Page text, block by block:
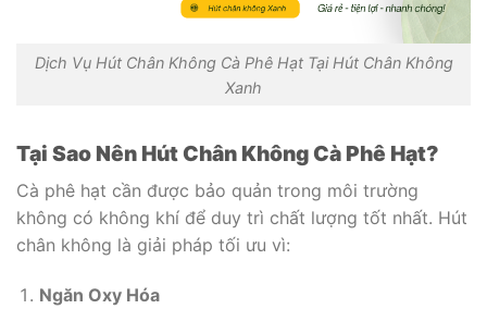
Dịch Vụ Hút Chân Không Cà Phê Hạt Tại Hút Chân Không
Xanh
Tại Sao Nên Hút Chân Không Cà Phê Hạt?
Cà phê hạt cần được bảo quản trong môi trường
không có không khí để duy trì chất lượng tốt nhất. Hút
chân không là giải pháp tối ưu vì:
Ngăn Oxy Hóa